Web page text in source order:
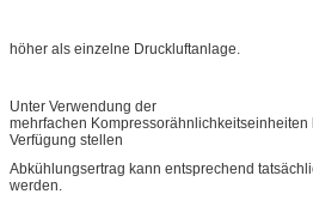
höher als einzelne Druckluftanlage.
Unter Verwendung der
mehrfachen
Verfügung stellen
Abkühlungsertrag kann entsprechend
werden.